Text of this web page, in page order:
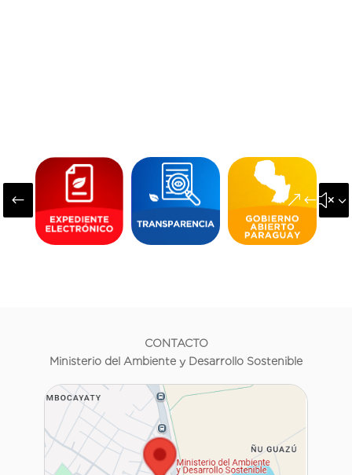
#
CONTACTO
Ministerio del Ambiente y Desarrollo Sostenible